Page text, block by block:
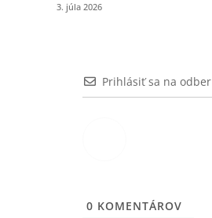
3. júla 2026
Prihlásiť sa na odber
0 KOMENTÁROV